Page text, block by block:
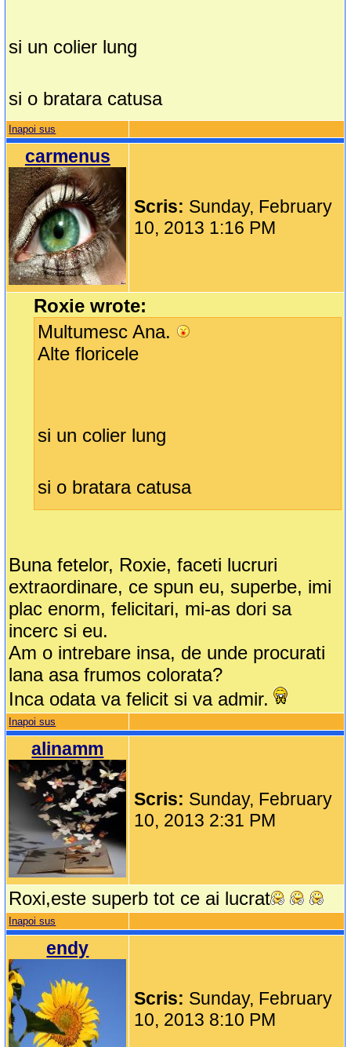
si un colier lung
si o bratara catusa
Inapoi sus
carmenus
Scris: Sunday, February
10, 2013 1:16 PM
Roxie wrote:
Multumesc Ana.
Alte floricele
si un colier lung
si o bratara catusa
Buna fetelor, Roxie, faceti lucruri
extraordinare, ce spun eu, superbe, imi
plac enorm, felicitari, mi-as dori sa
incerc si eu.
Am o intrebare insa, de unde procurati
lana asa frumos colorata?
Inca odata va felicit si va admir.
Inapoi sus
alinamm
Scris: Sunday, February
10, 2013 2:31 PM
Roxi,este superb tot ce ai lucrat
Inapoi sus
endy
Scris: Sunday, February
10, 2013 8:10 PM